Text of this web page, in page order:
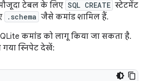
टेबल के लिए SQL CREATE स्टेटमेंट
.schema जैसे कमांड शामिल हैं.
कमांड को लागू किया जा सकता है.
गया स्निपेट देखें: